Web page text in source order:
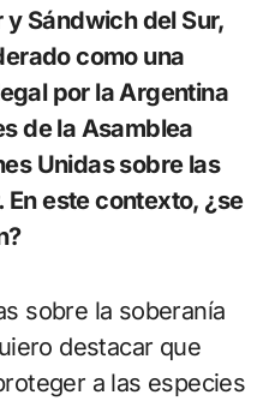
y Sándwich del Sur,
como una
por la Argentina
de la Asamblea
Unidas sobre las
En este contexto, ¿se
sobre la soberanía
destacar que
a las especies